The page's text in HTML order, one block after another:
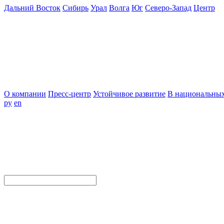
Дальний Восток Сибирь Урал Волга Юг Северо-Запад Центр
О компании Пресс-центр Устойчивое развитие В
ру en